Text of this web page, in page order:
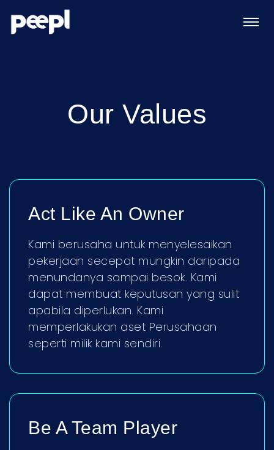
Our Values
Act Like An Owner
Kami berusaha untuk menyelesaikan
pekerjaan secepat mungkin daripada
menundanya sampai besok. Kami
dapat membuat keputusan yang sulit
apabila diperlukan. Kami
memperlakukan aset Perusahaan
seperti milik kami sendiri.
Be A Team Player